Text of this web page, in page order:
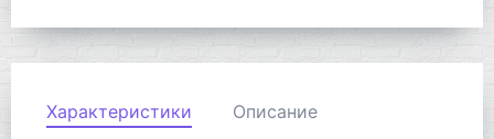
Характеристики Описание